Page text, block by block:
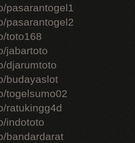
pasarantogel1
pasarantogel2
toto168
jabartoto
djarumtoto
budayaslot
togelsumo02
ratukingg4d
indototo
bandardarat